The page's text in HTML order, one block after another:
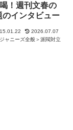
！週刊文春の
インタビュー
2026.07.07
ジャニーズ全般＞派閥対立